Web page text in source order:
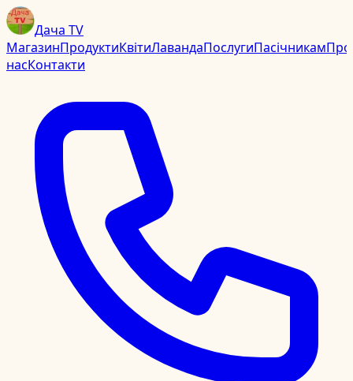
Дача TV
МагазинПродуктиКвітиЛавандаПослугиПасічникамПро
насКонтакти